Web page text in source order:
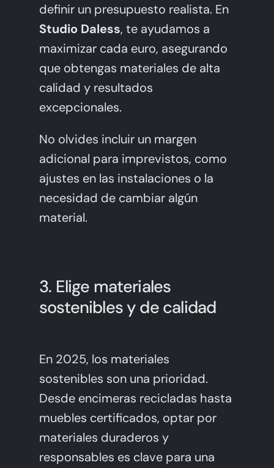
definir un presupuesto realista. En
Studio Daless, te ayudamos a
maximizar cada euro, asegurando
que obtengas materiales de alta
calidad y resultados
excepcionales.
No olvides incluir un margen
adicional para imprevistos, como
ajustes en las instalaciones o la
necesidad de cambiar algún
material.
3. Elige materiales
sostenibles y de calidad
En 2025, los materiales
sostenibles son una prioridad.
Desde encimeras recicladas hasta
muebles certificados, optar por
materiales duraderos y
responsables es clave para una